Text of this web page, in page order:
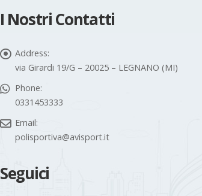
I Nostri Contatti
Address:
via Girardi 19/G – 20025 – LEGNANO (MI)
Phone:
0331453333
Email:
polisportiva@avisport.it
Seguici